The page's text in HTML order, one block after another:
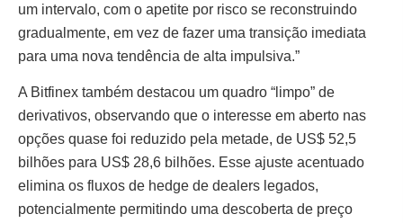
um intervalo, com o apetite por risco se reconstruindo
gradualmente, em vez de fazer uma transição imediata
para uma nova tendência de alta impulsiva.”
A Bitfinex também destacou um quadro “limpo” de
derivativos, observando que o interesse em aberto nas
opções quase foi reduzido pela metade, de US$ 52,5
bilhões para US$ 28,6 bilhões. Esse ajuste acentuado
elimina os fluxos de hedge de dealers legados,
potencialmente permitindo uma descoberta de preço